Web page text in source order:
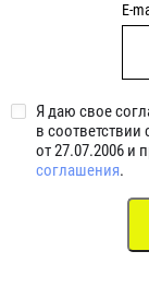
E-
Я даю свое
в
от 27.07.2006 и
соглашения.